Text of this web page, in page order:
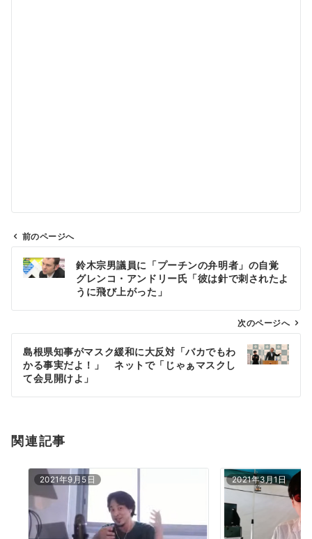
ビ
ン
前のページへ
鈴木宗男議員に「プーチンの弁明者」の自覚
グレンコ・アンドリー氏「彼は針で刺されたよ
うに飛び上がった」
次のページへ
島根県知事がマスク緩和に大反対「バカでもわ
かる事実だよ！」 ネットで「じゃぁマスクし
て会見開けよ」
関連記事
2021年9月5日 2021年3月1日